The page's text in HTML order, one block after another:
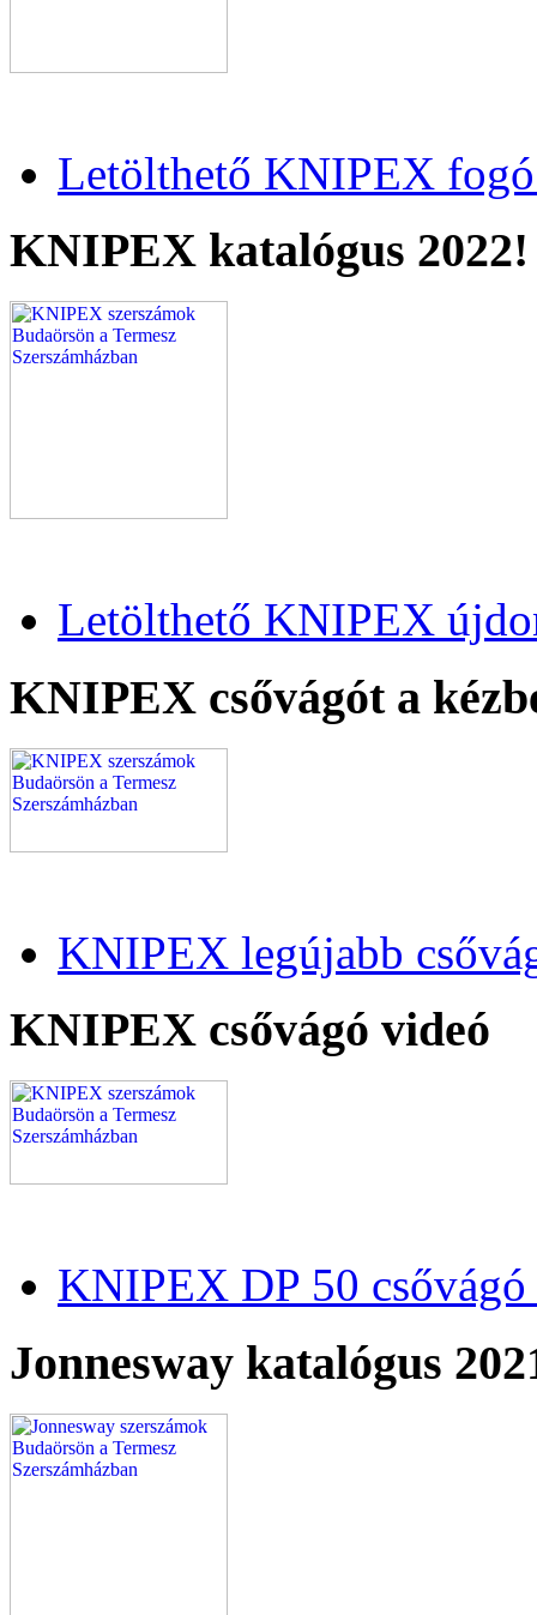
Letölthető KNIPEX fogó
KNIPEX katalógus 2022!
Letölthető KNIPEX
KNIPEX csővágót a
KNIPEX legújabb
KNIPEX csővágó videó
KNIPEX DP 50
Jonnesway katalógus